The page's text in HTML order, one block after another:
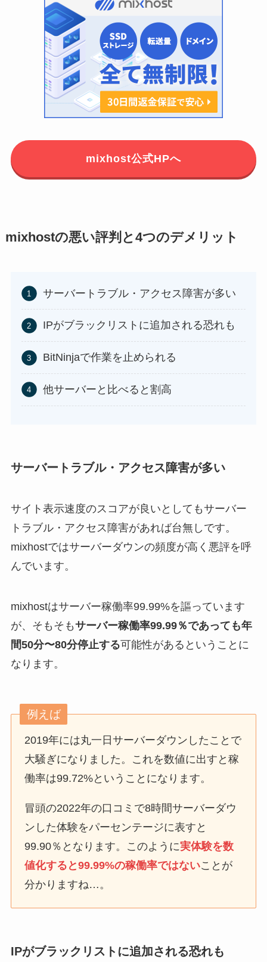
mixhost公式HPへ
mixhostの悪い評判と4つのデメリット
サーバートラブル・アクセス障害が多い
IPがブラックリストに追加される恐れも
BitNinjaで作業を止められる
他サーバーと比べると割高
サーバートラブル・アクセス障害が多い
サイト表示速度のスコアが良いとしてもサーバー
トラブル・アクセス障害があれば台無しです。
mixhostではサーバーダウンの頻度が高く悪評を呼
んでいます。
mixhostはサーバー稼働率99.99%を謳っています
が、そもそもサーバー稼働率99.99％であっても年
間50分〜80分停止する可能性があるということに
なります。
例えば
2019年には丸一日サーバーダウンしたことで
大騒ぎになりました。これを数値に出すと稼
働率は99.72%ということになります。
冒頭の2022年の口コミで8時間サーバーダウ
ンした体験をパーセンテージに表すと
99.90％となります。このように実体験を数
値化すると99.99%の稼働率ではないことが
分かりますね…。
IPがブラックリストに追加される恐れも